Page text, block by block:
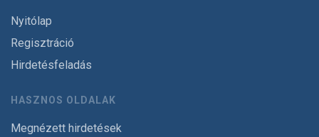
Nyitólap
Regisztráció
Hirdetésfeladás
HASZNOS OLDALAK
Megnézett hirdetések